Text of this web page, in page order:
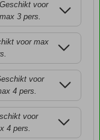
Geschikt voor
max 3 pers.
voor max
voor
4 pers.
voor
4 pers.